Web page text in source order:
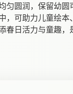
匀圆润，保留幼圆
，可助力儿童绘
春日活力与童趣，